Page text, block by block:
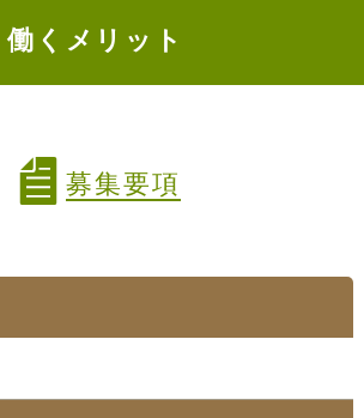
働くメリット
募集要項